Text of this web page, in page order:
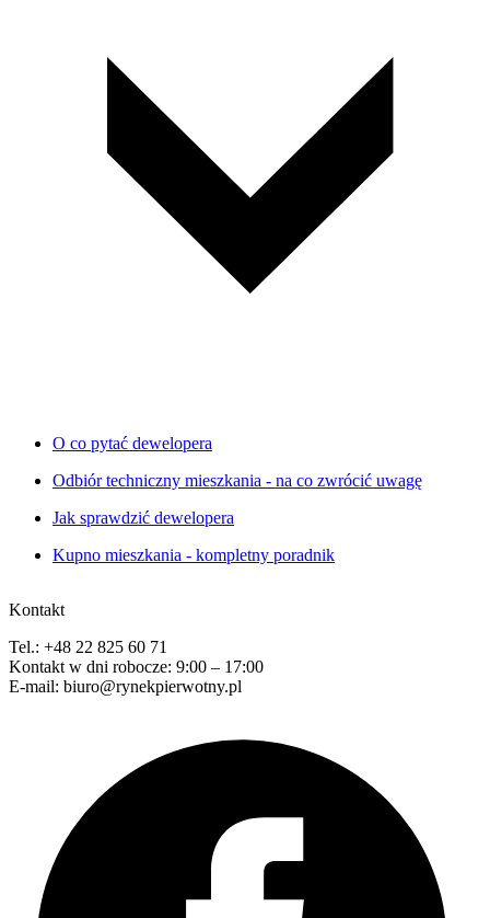
O co pytać dewelopera
Odbiór techniczny mieszkania - na co zwrócić uwagę
Jak sprawdzić dewelopera
Kupno mieszkania - kompletny poradnik
Kontakt
Tel.: +48 22 825 60 71
Kontakt w dni robocze: 9:00 – 17:00
E-mail: biuro@rynekpierwotny.pl